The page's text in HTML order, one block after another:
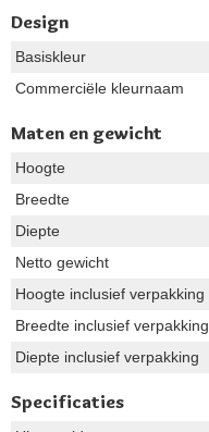
Design
Basiskleur
Commerciële kleurnaam
Maten en gewicht
Hoogte
Breedte
Diepte
Netto gewicht
Hoogte inclusief verpakking
Breedte inclusief verpakking
Diepte inclusief verpakking
Specificaties